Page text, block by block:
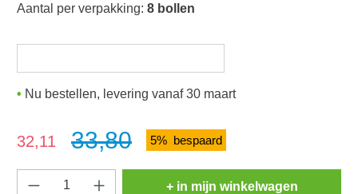
Aantal per verpakking: 8 bollen
Nu bestellen, levering vanaf 30 maart
Verkoopprijs:
32,11 33,80 5% bespaard
Producthoeveelheid: Voer de gewenste
+ in mijn winkelwagen